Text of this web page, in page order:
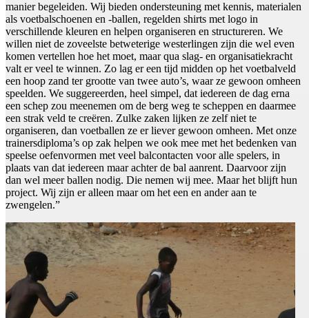
manier begeleiden. Wij bieden ondersteuning met kennis, materialen
als voetbalschoenen en -ballen, regelden shirts met logo in
verschillende kleuren en helpen organiseren en structureren. We
willen niet de zoveelste betweterige westerlingen zijn die wel even
komen vertellen hoe het moet, maar qua slag- en organisatiekracht
valt er veel te winnen. Zo lag er een tijd midden op het voetbalveld
een hoop zand ter grootte van twee auto’s, waar ze gewoon omheen
speelden. We suggereerden, heel simpel, dat iedereen de dag erna
een schep zou meenemen om de berg weg te scheppen en daarmee
een strak veld te creëren. Zulke zaken lijken ze zelf niet te
organiseren, dan voetballen ze er liever gewoon omheen. Met onze
trainersdiploma’s op zak helpen we ook mee met het bedenken van
speelse oefenvormen met veel balcontacten voor alle spelers, in
plaats van dat iedereen maar achter de bal aanrent. Daarvoor zijn
dan wel meer ballen nodig. Die nemen wij mee. Maar het blijft hun
project. Wij zijn er alleen maar om het een en ander aan te
zwengelen.”